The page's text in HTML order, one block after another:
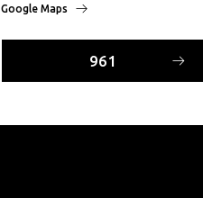
Google Maps
961